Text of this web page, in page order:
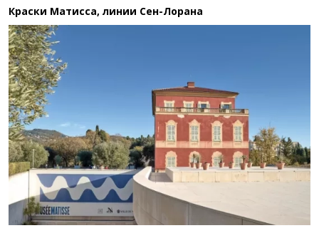
Краски Матисса, линии Сен-Лорана